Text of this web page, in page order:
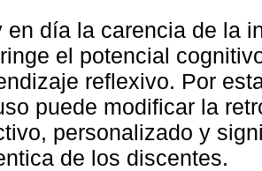
en día la carencia de la
el potencial
reflexivo. Por
puede modificar la
personalizado y
de los discentes.